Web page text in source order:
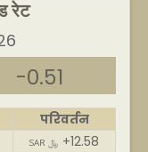
रेट
-0.51
परिवर्तन
SAR ﷼ +12.58